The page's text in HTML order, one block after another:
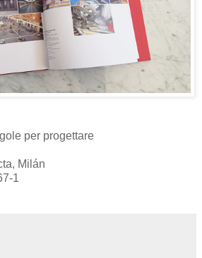
per progettare
Milán
1